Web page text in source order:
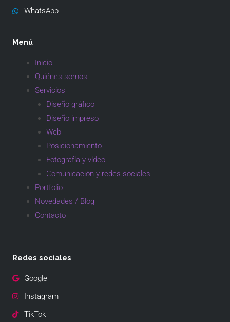
WhatsApp
Menú
Inicio
Quiénes somos
Servicios
Diseño gráfico
Diseño impreso
Web
Posicionamiento
Fotografía y vídeo
Comunicación y redes sociales
Portfolio
Novedades / Blog
Contacto
Redes sociales
Google
Instagram
TikTok